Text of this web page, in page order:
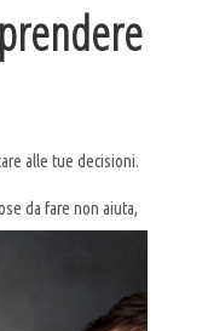
alle tue decisioni.
da fare non aiuta,